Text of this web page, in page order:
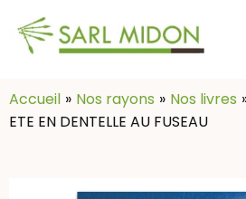
Accueil
Nos rayons Nos livres
ETE EN DENTELLE AU FUSEAU